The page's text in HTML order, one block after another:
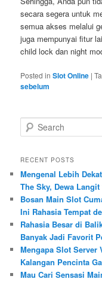
secara segera untuk
semua akses melalui
juga mempunyai fitur
child lock dan night
Posted in Slot Online |
sebelum
e
r
h
RECENT POSTS
Mengenal Lebih
The Sky, Dewa
Bosan Main Slot
Ini Rahasia Tempat
Rahasia Besar di
Banyak Jadi Favorit
Mengapa Slot Server
Kalangan Pencinta
Mau Cari Sensasi